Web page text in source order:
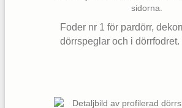
Foder nr 1 för pardörr,
dörrspeglar och i dörrfodret.